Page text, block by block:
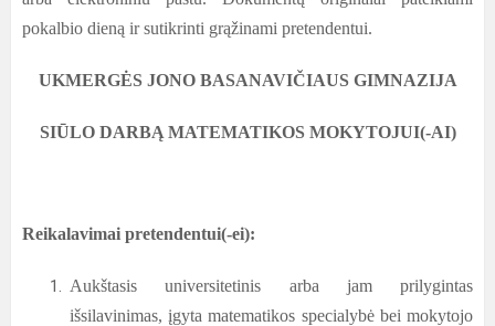
pokalbio dieną ir sutikrinti grąžinami pretendentui.
UKMERGĖS JONO BASANAVIČIAUS GIMNAZIJA
SIŪLO DARBĄ MATEMATIKOS MOKYTOJUI(-AI)
Reikalavimai pretendentui(-ei):
Aukštasis universitetinis arba jam prilygintas
išsilavinimas, įgyta matematikos specialybė bei mokytojo